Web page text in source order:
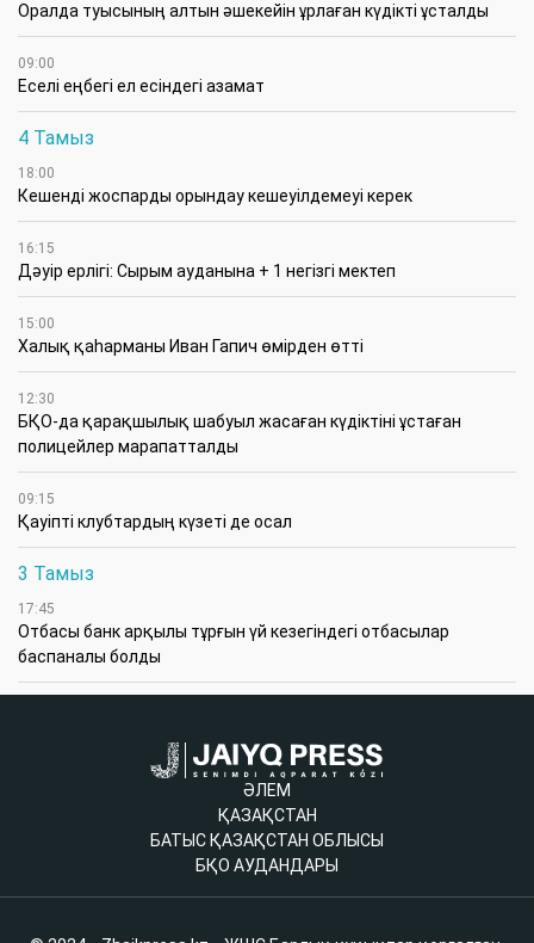
Оралда туысының алтын әшекейін ұрлаған күдікті ұсталды
09:00
Еселі еңбегі ел есіндегі азамат
4 Тамыз
18:00
Кешенді жоспарды орындау кешеуілдемеуі керек
16:15
Дәуір ерлігі: Сырым ауданына + 1 негізгі мектеп
15:00
Халық қаһарманы Иван Гапич өмірден өтті
12:30
БҚО-да қарақшылық шабуыл жасаған күдіктіні ұстаған
полицейлер марапатталды
09:15
Қауіпті клубтардың күзеті де осал
3 Тамыз
17:45
Отбасы банк арқылы тұрғын үй кезегіндегі отбасылар
баспаналы болды
ӘЛЕМ
ҚАЗАҚСТАН
БАТЫС ҚАЗАҚСТАН ОБЛЫСЫ
БҚО АУДАНДАРЫ